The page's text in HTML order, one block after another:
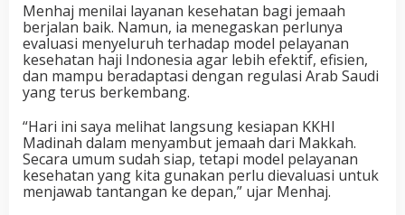
Menhaj menilai layanan kesehatan bagi jemaah
berjalan baik. Namun, ia menegaskan perlunya
evaluasi menyeluruh terhadap model pelayanan
kesehatan haji Indonesia agar lebih efektif, efisien,
dan mampu beradaptasi dengan regulasi Arab Saudi
yang terus berkembang.
“Hari ini saya melihat langsung kesiapan KKHI
Madinah dalam menyambut jemaah dari Makkah.
Secara umum sudah siap, tetapi model pelayanan
kesehatan yang kita gunakan perlu dievaluasi untuk
menjawab tantangan ke depan,” ujar Menhaj.